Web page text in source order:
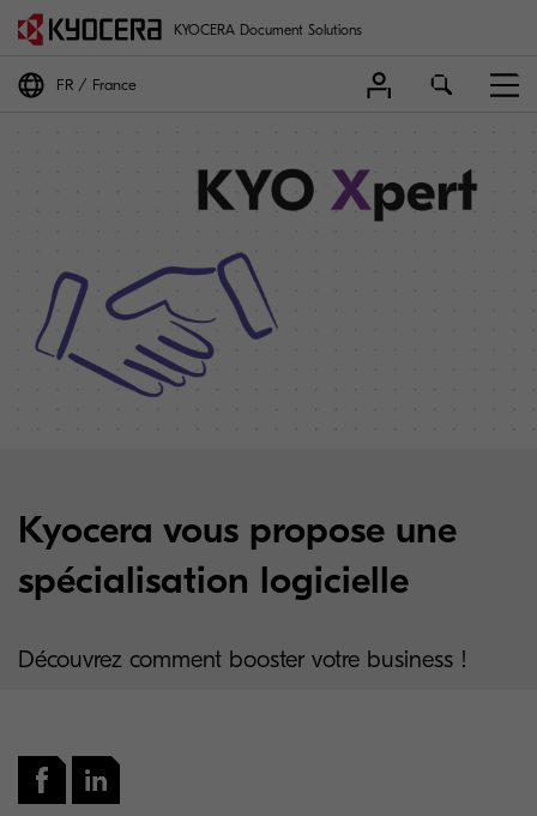
KYOCERA Document Solutions
FR France
Kyocera vous propose une
spécialisation logicielle
Découvrez comment booster votre business !